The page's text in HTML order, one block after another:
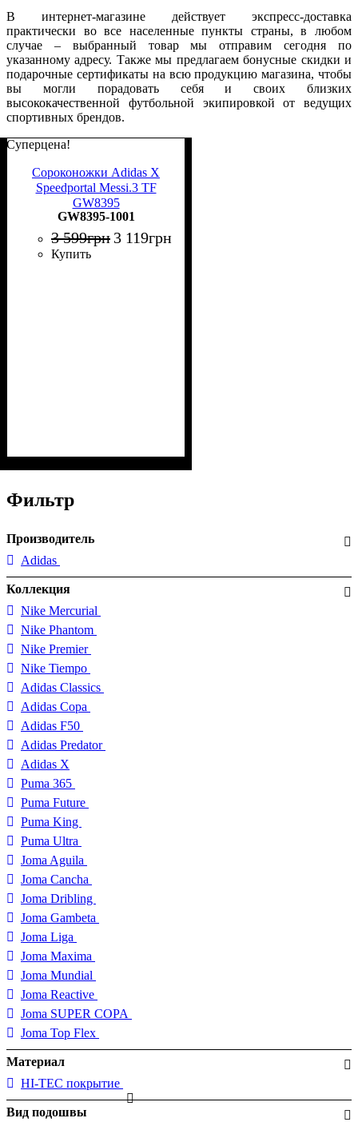
В интернет-магазине действует экспресс-доставка
практически во все населенные пункты страны, в любом
случае – выбранный товар мы отправим сегодня по
указанному адресу. Также мы предлагаем бонусные скидки и
подарочные сертификаты на всю продукцию магазина, чтобы
вы могли порадовать себя и своих близких
высококачественной футбольной экипировкой от ведущих
спортивных брендов.
Суперцена!
Сороконожки Adidas X
Speedportal Messi.3 TF
GW8395
GW8395-1001
3 599грн 3 119грн
Купить
Фильтр
Производитель
Adidas
Коллекция
Nike Mercurial
Nike Phantom
Nike Premier
Nike Tiempo
Adidas Classics
Adidas Copa
Adidas F50
Adidas Predator
Adidas X
Puma 365
Puma Future
Puma King
Puma Ultra
Joma Aguila
Joma Cancha
Joma Dribling
Joma Gambeta
Joma Liga
Joma Maxima
Joma Mundial
Joma Reactive
Joma SUPER COPA
Joma Top Flex
Материал
HI-TEC покрытие
Вид подошвы